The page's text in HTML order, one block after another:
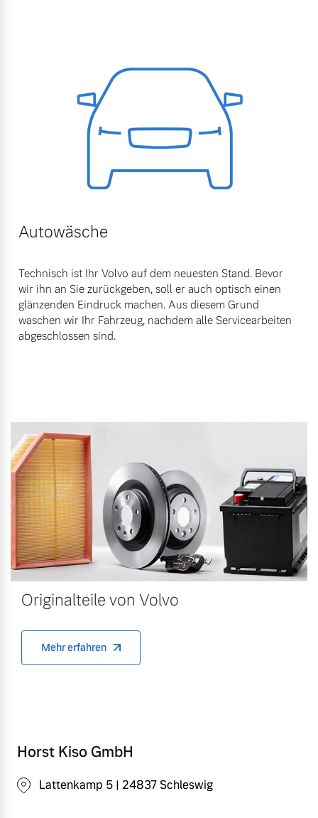
Autowäsche
Technisch ist Ihr Volvo auf dem neuesten Stand. Bevor
wir ihn an Sie zurückgeben, soll er auch optisch einen
glänzenden Eindruck machen. Aus diesem Grund
waschen wir Ihr Fahrzeug, nachdem alle Servicearbeiten
abgeschlossen sind.
Originalteile von Volvo
Mehr erfahren
Horst Kiso GmbH
Lattenkamp 5 | 24837 Schleswig